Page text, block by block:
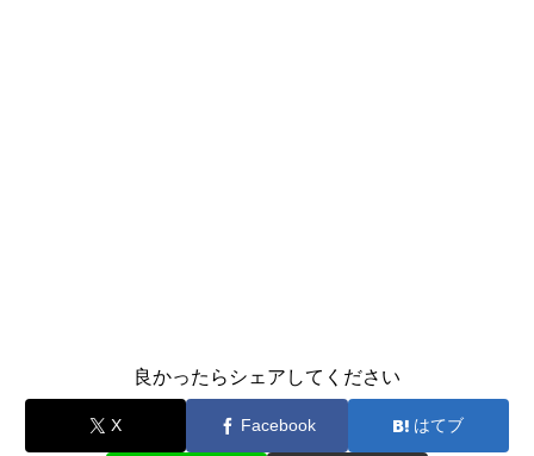
良かったらシェアしてください
X Facebook はてブ